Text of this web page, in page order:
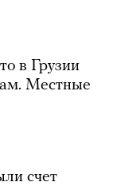
в Грузии
Местные
счет